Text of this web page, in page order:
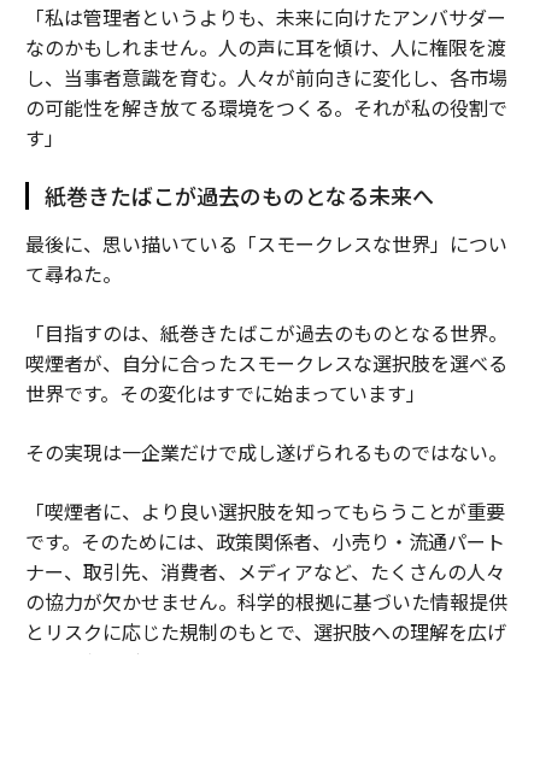
「私は管理者というよりも、未来に向けたアンバサダー
なのかもしれません。人の声に耳を傾け、人に権限を渡
し、当事者意識を育む。人々が前向きに変化し、各市場
の可能性を解き放てる環境をつくる。それが私の役割で
す」
紙巻きたばこが過去のものとなる未来へ
最後に、思い描いている「スモークレスな世界」につい
て尋ねた。
「目指すのは、紙巻きたばこが過去のものとなる世界。
喫煙者が、自分に合ったスモークレスな選択肢を選べる
世界です。その変化はすでに始まっています」
その実現は一企業だけで成し遂げられるものではない。
「喫煙者に、より良い選択肢を知ってもらうことが重要
です。そのためには、政策関係者、小売り・流通パート
ナー、取引先、消費者、メディアなど、たくさんの人々
の協力が欠かせません。科学的根拠に基づいた情報提供
とリスクに応じた規制のもとで、選択肢への理解を広げ
ていく必要があります」